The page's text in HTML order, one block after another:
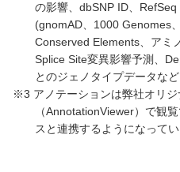
の影響、dbSNP ID、
(gnomAD、1000 Genomes
Conserved Elements、アミ
Splice Site変異影響予測、
とのジェノタイプデータなど
※3 アノテーションは弊社オリジ
（AnnotationViewer）で観
スと連携するようになってい